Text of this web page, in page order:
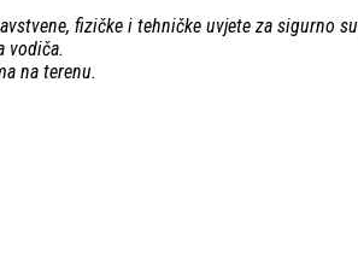
fizičke i tehničke uvjete za sigurno
vodiča.
na terenu.